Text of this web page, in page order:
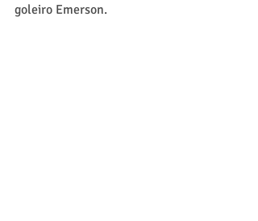
goleiro Emerson.